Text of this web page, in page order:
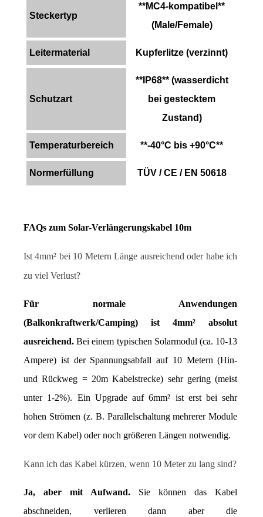
Steckertyp
**MC4-kompatibel**
(Male/Female)
Leitermaterial Kupferlitze (verzinnt)
Schutzart
**IP68** (wasserdicht
bei gestecktem
Zustand)
Temperaturbereich **-40°C bis +90°C**
Normerfüllung TÜV / CE / EN 50618
FAQs zum Solar-Verlängerungskabel 10m
Ist 4mm² bei 10 Metern Länge ausreichend oder habe ich
zu viel Verlust?
Für normale Anwendungen
(Balkonkraftwerk/Camping) ist 4mm² absolut
ausreichend. Bei einem typischen Solarmodul (ca. 10-13
Ampere) ist der Spannungsabfall auf 10 Metern (Hin-
und Rückweg = 20m Kabelstrecke) sehr gering (meist
unter 1-2%). Ein Upgrade auf 6mm² ist erst bei sehr
hohen Strömen (z. B. Parallelschaltung mehrerer Module
vor dem Kabel) oder noch größeren Längen notwendig.
Kann ich das Kabel kürzen, wenn 10 Meter zu lang sind?
Ja, aber mit Aufwand. Sie können das Kabel
abschneiden, verlieren dann aber die